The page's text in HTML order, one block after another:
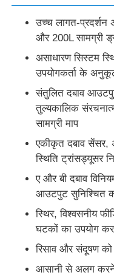
उच्च लागत-प्रदर्शन
और 200L सामग्री
असाधारण सिस्टम
उपयोगकर्ता के
संतुलित दबाव
तुल्यकालिक
सामग्री माप
एकीकृत दबाव सेंसर,
स्थिति ट्रांसड्यूसर
ए और बी दबाव
आउटपुट सुनिश्चित
स्थिर, विश्वसनीय
घटकों का उपयोग
रिसाव और संदूषण को
आसानी से अलग करने